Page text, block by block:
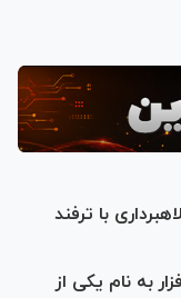
با ترفند
به نام یکی از